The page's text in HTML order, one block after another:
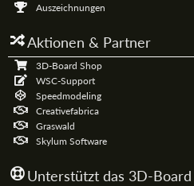
Auszeichnungen
Aktionen & Partner
3D-Board Shop
WSC-Support
Speedmodeling
Creativefabrica
Graswald
Skylum Software
Unterstützt das 3D-Board